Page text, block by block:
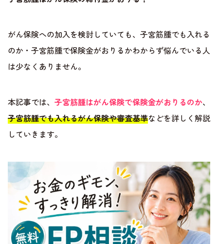
がん保険への加入を検討していても、子宮筋腫でも入れる
のか・子宮筋腫で保険金がおりるかわからず悩んでいる人
は少なくありません。
本記事では、 子宮筋腫はがん保険で保険金がおりるのか、
子宮筋腫でも入れるがん保険や審査基準などを詳しく解説
していきます。